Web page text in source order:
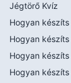
Jégtörő Kvíz
Hogyan
Hogyan
Hogyan
Hogyan